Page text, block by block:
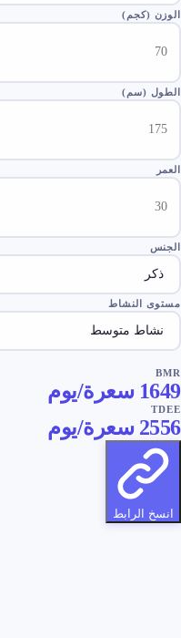
الوزن (كجم)
الطول (سم)
العمر
الجنس
مستوى النشاط
BMR
1649 سعرة/يوم
TDEE
2556 سعرة/يوم
انسخ الرابط